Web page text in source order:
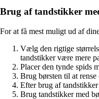
Brug af tandstikker
For at få mest muligt ud af
Vælg den rigtige
tandstikker være mere
Placer den tynde spids
Brug børsten til at
Efter brug af
Brug tandstikker med